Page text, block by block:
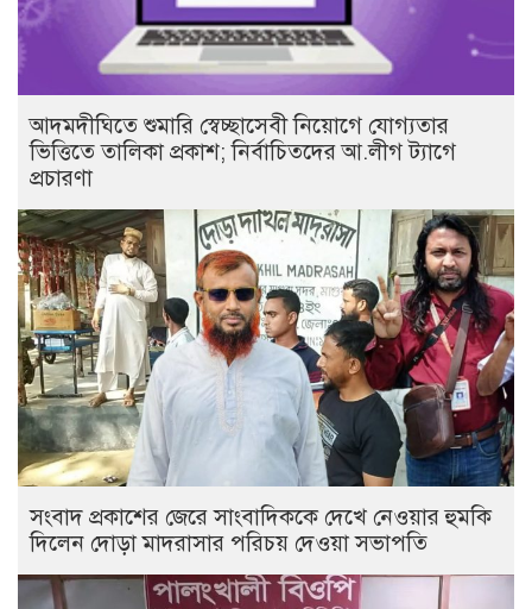
আদমদীঘিতে শুমারি স্বেচ্ছাসেবী নিয়োগে যোগ্যতার
ভিত্তিতে তালিকা প্রকাশ; নির্বাচিতদের আ.লীগ ট্যাগে
প্রচারণা
সংবাদ প্রকাশের জেরে সাংবাদিককে দেখে নেওয়ার হুমকি
দিলেন দোড়া মাদরাসার পরিচয় দেওয়া সভাপতি